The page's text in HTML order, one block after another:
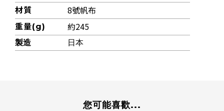
材質 8號帆布
重量(g) 約245
製造 日本
您可能喜歡...